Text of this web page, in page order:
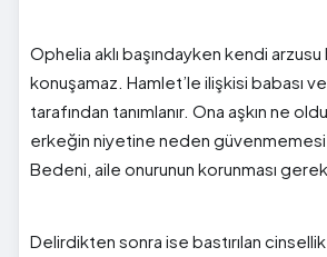
Ophelia aklı başındayken kendi arzusu
konuşamaz. Hamlet’le ilişkisi babası
tarafından tanımlanır. Ona aşkın ne
erkeğin niyetine neden güvenmemesi
Bedeni, aile onurunun korunması
Delirdikten sonra ise bastırılan cinsellik